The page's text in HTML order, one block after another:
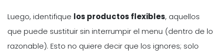
Luego, identifique los productos flexibles, aquellos
que puede sustituir sin interrumpir el menu (dentro de lo
razonable). Esto no quiere decir que los ignores; solo